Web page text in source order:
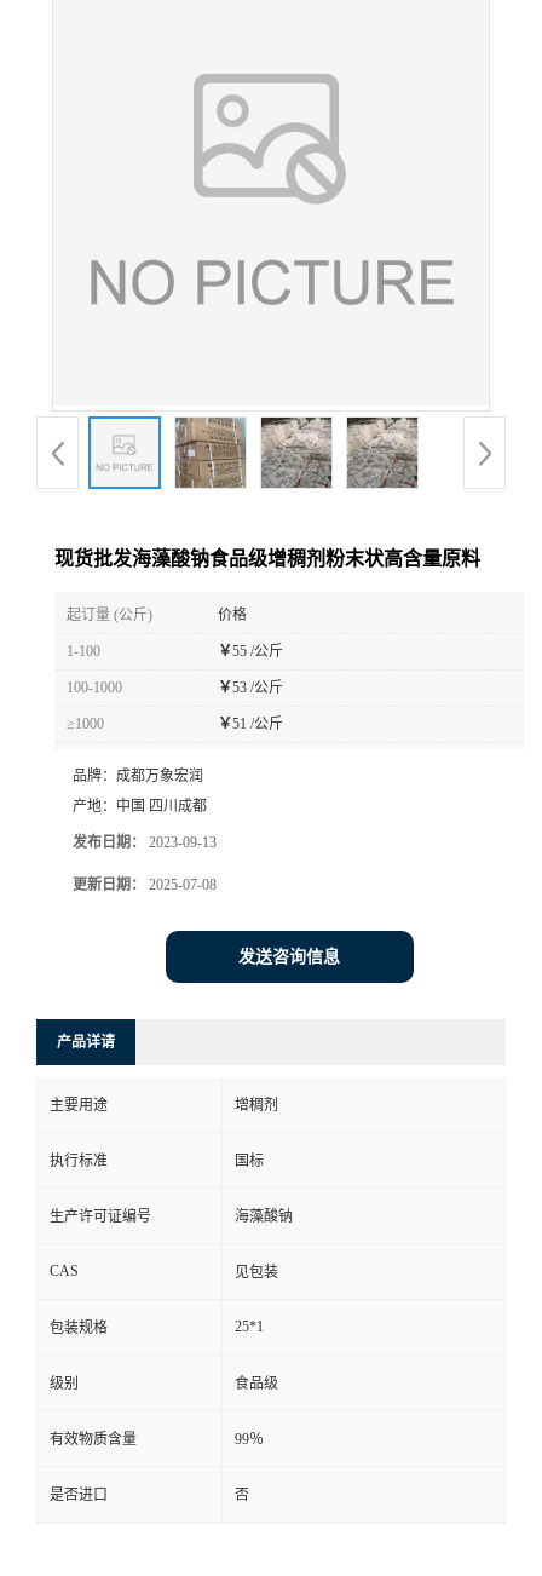
现货批发海藻酸钠食品级增稠剂粉末状高含量原料
起订量 (公斤) 价格
1-100 ￥55 /公斤
100-1000 ￥53 /公斤
≥1000 ￥51 /公斤
品牌： 成都万象宏润
产地： 中国 四川成都
发布日期： 2023-09-13
更新日期： 2025-07-08
发送咨询信息
产品详请
主要用途 增稠剂
执行标准 国标
生产许可证编号 海藻酸钠
CAS 见包装
包装规格 25*1
级别 食品级
有效物质含量 99％
是否进口 否